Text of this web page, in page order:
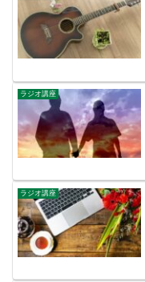
ラジオ講座
ラジオ講座